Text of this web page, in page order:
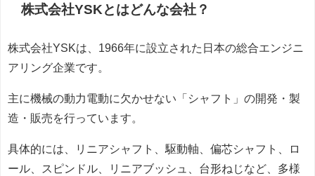
株式会社YSKとはどんな会社？
株式会社YSKは、1966年に設立された日本の総合エンジニ
アリング企業です。
主に機械の動力電動に欠かせない「シャフト」の開発・製
造・販売を行っています。
具体的には、リニアシャフト、駆動軸、偏芯シャフト、ロ
ール、スピンドル、リニアブッシュ、台形ねじなど、多様